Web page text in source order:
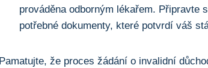
prováděna odborným lékařem. Připravte
potřebné ​dokumenty, které potvrdí váš
Pamatujte, že proces žádání o invalidní